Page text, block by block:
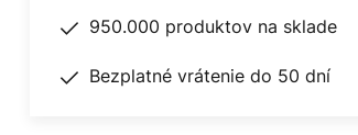
950.000 produktov na sklade
Bezplatné vrátenie do 50 dní